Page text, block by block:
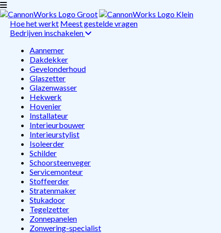
Hoe het werkt Meest gestelde vragen
Bedrijven inschakelen
Aannemer
Dakdekker
Gevelonderhoud
Glaszetter
Glazenwasser
Hekwerk
Hovenier
Installateur
Interieurbouwer
Interieurstylist
Isoleerder
Schilder
Schoorsteenveger
Servicemonteur
Stoffeerder
Stratenmaker
Stukadoor
Tegelzetter
Zonnepanelen
Zonwering-specialist